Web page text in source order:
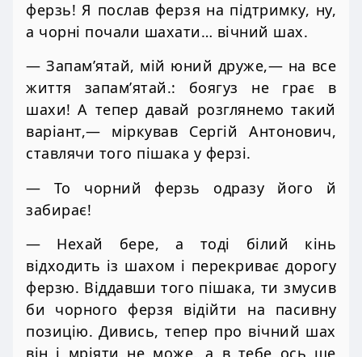
ферзь! Я послав ферзя на підтримку, ну,
а чорні почали шахати… вічний шах.
— Запам’ятай, мій юний друже,— на все
життя запам’ятай.: боягуз не грає в
шахи! А тепер давай розглянемо такий
варіант,— міркував Сергій Антонович,
ставлячи того пішака у ферзі.
— То чорний ферзь одразу його й
забирає!
— Нехай бере, а тоді білий кінь
відходить із шахом і перекриває дорогу
ферзю. Віддавши того пішака, ти змусив
би чорного ферзя відійти на пасивну
позицію. Дивись, тепер про вічний шах
він і мріяти не може, а в тебе ось ще